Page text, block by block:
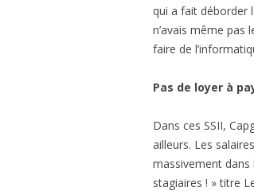
qui a fait déborder
n’avais même pas
faire de
Pas de loyer à
Dans ces SSII,
ailleurs. Les
massivement
stagiaires ! » titre